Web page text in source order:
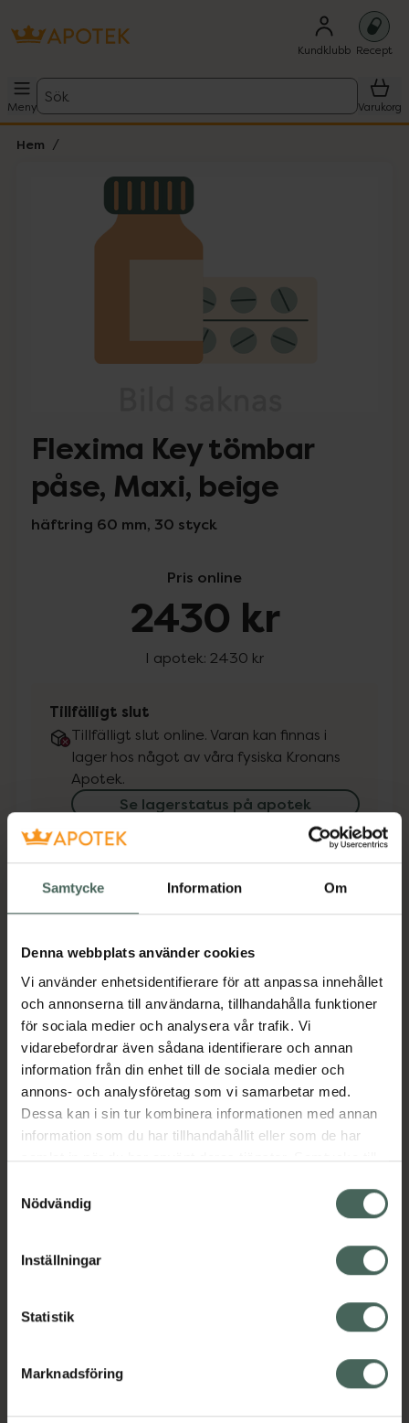
Samtycke Information Om
Denna webbplats använder cookies
Vi använder enhetsidentifierare för att anpassa innehållet
och annonserna till användarna, tillhandahålla funktioner
för sociala medier och analysera vår trafik. Vi
vidarebefordrar även sådana identifierare och annan
information från din enhet till de sociala medier och
annons- och analysföretag som vi samarbetar med.
Dessa kan i sin tur kombinera informationen med annan
information som du har tillhandahållit eller som de har
samlat in när du har använt deras tjänster. Samtycke till
återkalla ditt samtycke via webbplatsens
cookieinställningar. Ett återkallat samtycke påverkar inte
lagligheten av behandling som skett innan återkallelsen.
Nödvändig
Inställningar
Statistik
Marknadsföring
Kundklubb Recept
Meny
Sök
Varukorg
Hem
Lista: . Innehåller 1 objekt.
Flexima Key tömbar
påse, Maxi, beige
häftring 60 mm, 30 styck
Pris online
2430 kr
I apotek: 2430 kr
Tillfälligt slut
Tillfälligt slut online. Varan kan finnas i
lager hos något av våra fysiska Kronans
Apotek.
Se lagerstatus på apotek
Få mejl när varan finns i lager online
Din e-postadress
Jag accepterar villkoren
Spara
Aktuella erbjudanden
Beskrivning Dölj
Jämförpris 81 kr/st
Kronans Apotek finns här för dig. Du hittar oss från Skåne i